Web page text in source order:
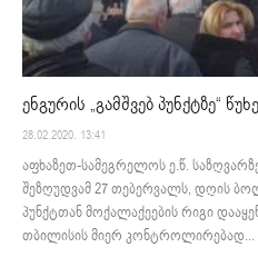
ენგურის „გამშვებ პუნქტზე“
28.02.2020. 13:41
აფხაზეთ-სამეგრელოს ე.წ.
შეზღუდვამ 27 თებერვალს, დღის
პუნქტთან მოქალაქეების რიგი
თბილისის მიერ კონტროლირებად...